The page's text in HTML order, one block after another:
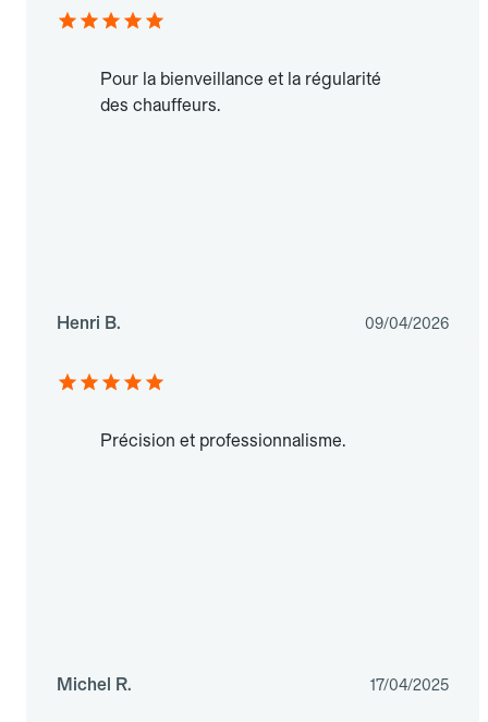
Pour la bienveillance et la régularité
des chauffeurs.
Henri B. 09/04/2026
Précision et professionnalisme.
Michel R. 17/04/2025